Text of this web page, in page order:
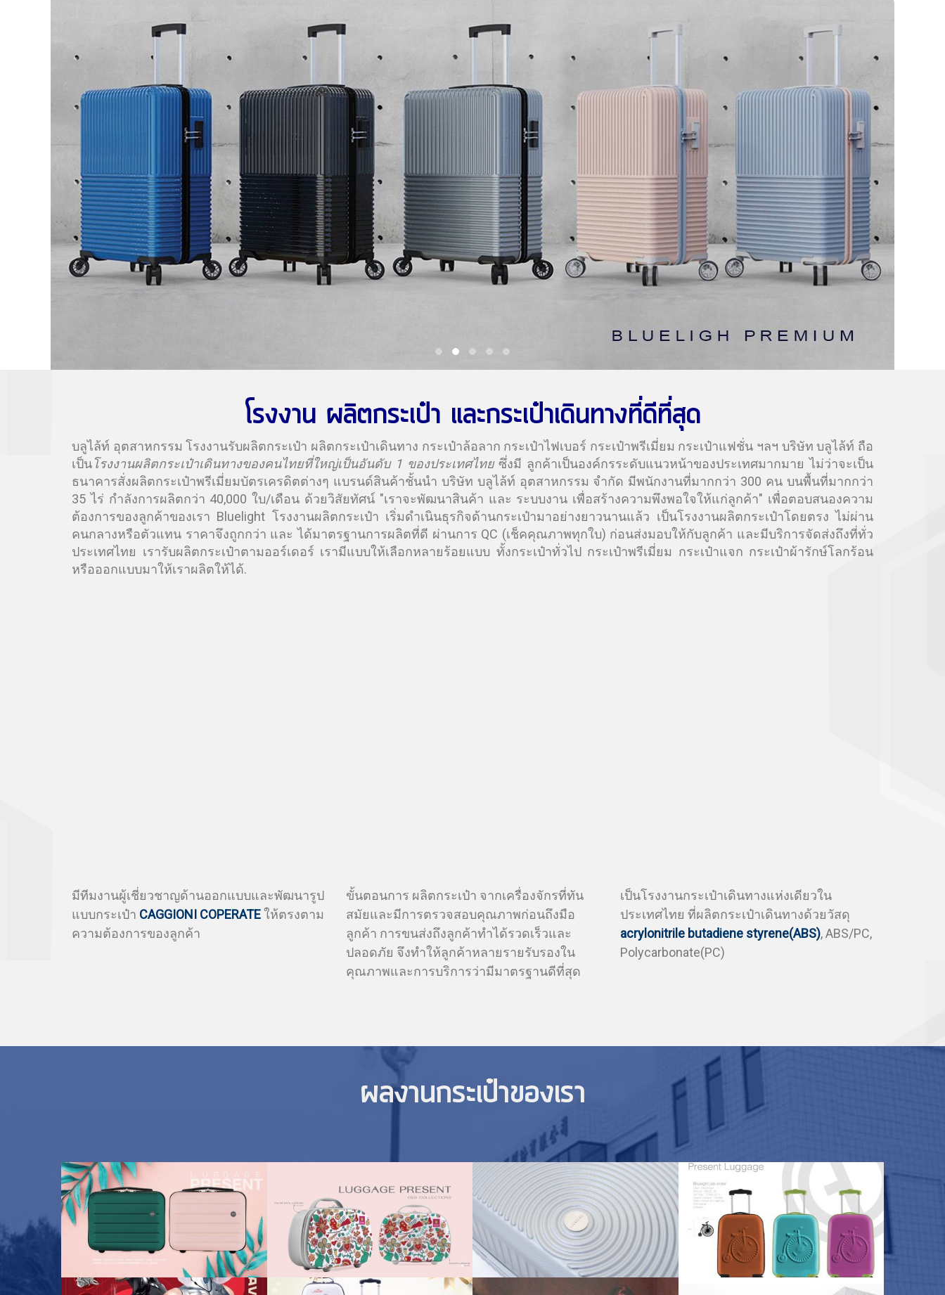
โรงงาน ผลิตกระเป๋า และกระเป๋าเดินทางที่ดีที่สุด
บลูไล้ท์ อุตสาหกรรม โรงงานรับผลิตกระเป๋า ผลิตกระเป๋าเดินทาง กระเป๋าล้อลาก กระเป๋าไฟเบอร์ กระเป๋าพรีเมี่ยม กระเป๋าแฟชั่น ฯลฯ บริษัท บลูไล้ท์ ถือ
เป็นโรงงานผลิตกระเป๋าเดินทางของคนไทยที่ใหญ่เป็นอันดับ 1 ของประเทศไทยซึ่งมี ลูกค้าเป็นองค์กรระดับแนวหน้าของประเทศมากมาย ไม่ว่าจะเป็น
ธนาคารสั่งผลิตกระเป๋าพรีเมี่ยมบัตรเครดิตต่างๆ แบรนด์สินค้าชั้นนำ บริษัท บลูไล้ท์ อุตสาหกรรม จำกัด มีพนักงานที่มากกว่า 300 คน บนพื้นที่มากกว่า
35 ไร่ กำลังการผลิตกว่า 40,000 ใบ/เดือน ด้วยวิสัยทัศน์ "เราจะพัฒนาสินค้า และ ระบบงาน เพื่อสร้างความพึงพอใจให้แก่ลูกค้า" เพื่อตอบสนองความ
ต้องการของลูกค้าของเรา Bluelight โรงงานผลิตกระเป๋า เริ่มดำเนินธุรกิจด้านกระเป๋ามาอย่างยาวนานแล้ว เป็นโรงงานผลิตกระเป๋าโดยตรง ไม่ผ่าน
คนกลางหรือตัวแทน ราคาจึงถูกกว่า และ ได้มาตรฐานการผลิตที่ดี ผ่านการ QC (เช็คคุณภาพทุกใบ) ก่อนส่งมอบให้กับลูกค้า และมีบริการจัดส่งถึงที่ทั่ว
ประเทศไทย เรารับผลิตกระเป๋าตามออร์เดอร์ เรามีแบบให้เลือกหลายร้อยแบบ ทั้งกระเป๋าทั่วไป กระเป๋าพรีเมี่ยม กระเป๋าแจก กระเป๋าผ้ารักษ์โลกร้อน
หรือออกแบบมาให้เราผลิตให้ได้.
มีทีมงานผู้เชี่ยวชาญด้านออกแบบและพัฒนารูป
แบบกระเป๋า CAGGIONI COPERATEให้ตรงตาม
ความต้องการของลูกค้า
ขั้นตอนการ ผลิตกระเป๋า จากเครื่องจักรที่ทัน
สมัยและมีการตรวจสอบคุณภาพก่อนถึงมือ
ลูกค้า การขนส่งถึงลูกค้าทำได้รวดเร็วและ
ปลอดภัย จึงทำให้ลูกค้าหลายรายรับรองใน
คุณภาพและการบริการว่ามีมาตรฐานดีที่สุด
เป็นโรงงานกระเป๋าเดินทางแห่งเดียวใน
ประเทศไทย ที่ผลิตกระเป๋าเดินทางด้วยวัสดุ
acrylonitrile butadiene styrene(ABS), ABS/PC,
Polycarbonate(PC)
ผลงานกระเป๋าของเรา
ผู้ชม
Product model with Graphic
Product Style Luggage&Bag 9704 ผู้ชม
Product model with Logo
Product Style Luggage&Bag,8672 ผู้ชม
Product model with emboss Logo
Product Style Luggage&Bag